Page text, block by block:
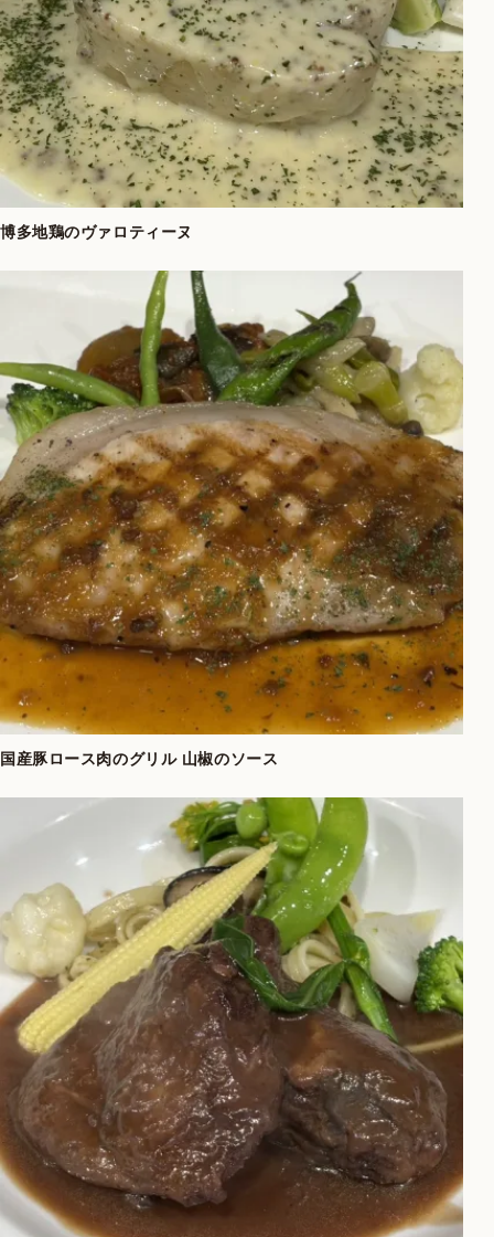
博多地鶏のヴァロティーヌ
国産豚ロース肉のグリル 山椒のソース